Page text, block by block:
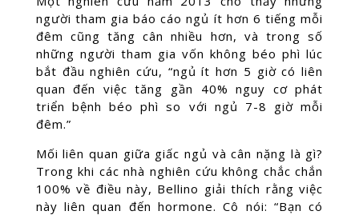
người tham gia báo cáo ngủ ít hơn 6 tiếng mỗi
đêm cũng tăng cân nhiều hơn, và trong số
những người tham gia vốn không béo phì lúc
bắt đầu nghiên cứu, “ngủ ít hơn 5 giờ có liên
quan đến việc tăng gần 40% nguy cơ phát
triển bệnh béo phì so với ngủ 7-8 giờ mỗi
đêm.”
Mối liên quan giữa giấc ngủ và cân nặng là gì?
Trong khi các nhà nghiên cứu không chắc chắn
100% về điều này, Bellino giải thích rằng việc
này liên quan đến hormone. Cô nói: “Bạn có